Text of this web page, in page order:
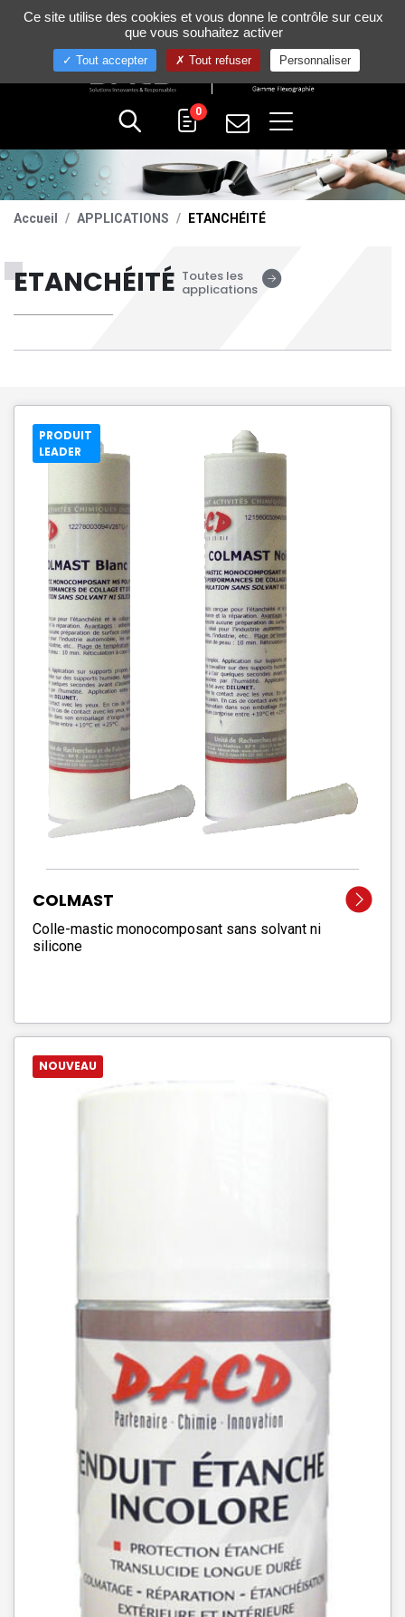
+33 (0)4 75 58 80 10
0
Accueil APPLICATIONS ETANCHÉITÉ
ETANCHÉITÉ Toutes les
applications
PRODUIT
LEADER
COLMAST
Colle-mastic monocomposant sans solvant ni
silicone
NOUVEAU
Gestion de vos préférences sur les cookies
Ce site utilise des cookies et vous donne le contrôle sur ceux
que vous souhaitez activer
Tout accepter Tout refuser Personnaliser